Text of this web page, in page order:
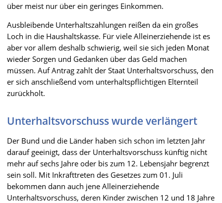
über meist nur über ein geringes Einkommen.
Ausbleibende Unterhaltszahlungen reißen da ein großes
Loch in die Haushaltskasse. Für viele Alleinerziehende ist es
aber vor allem deshalb schwierig, weil sie sich jeden Monat
wieder Sorgen und Gedanken über das Geld machen
müssen. Auf Antrag zahlt der Staat Unterhaltsvorschuss, den
er sich anschließend vom unterhaltspflichtigen Elternteil
zurückholt.
Unterhaltsvorschuss wurde verlängert
Der Bund und die Länder haben sich schon im letzten Jahr
darauf geeinigt, dass der Unterhaltsvorschuss künftig nicht
mehr auf sechs Jahre oder bis zum 12. Lebensjahr begrenzt
sein soll. Mit Inkrafttreten des Gesetzes zum 01. Juli
bekommen dann auch jene Alleinerziehende
Unterhaltsvorschuss, deren Kinder zwischen 12 und 18 Jahre